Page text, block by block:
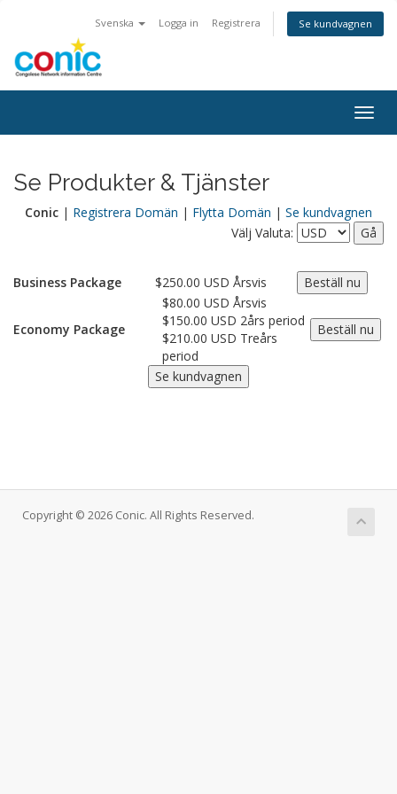
Svenska Logga in Registrera Se kundvagnen
Se Produkter & Tjänster
Conic | Registrera Domän | Flytta Domän | Se kundvagnen
Välj Valuta:
Business Package $250.00 USD Årsvis
Economy Package
$80.00 USD Årsvis
$150.00 USD 2års period
$210.00 USD Treårs
period
Copyright © 2026 Conic. All Rights Reserved.